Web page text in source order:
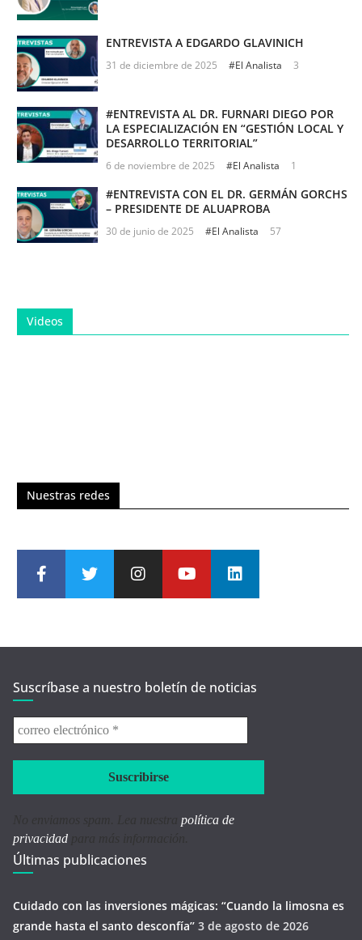
ENTREVISTA A EDGARDO GLAVINICH
31 de diciembre de 2025 #El Analista 3
#ENTREVISTA AL DR. FURNARI DIEGO POR
LA ESPECIALIZACIÓN EN “GESTIÓN LOCAL Y
DESARROLLO TERRITORIAL”
6 de noviembre de 2025 #El Analista 1
#ENTREVISTA CON EL DR. GERMÁN GORCHS
– PRESIDENTE DE ALUAPROBA
30 de junio de 2025 #El Analista 57
Videos
Nuestras redes
Suscríbase a nuestro boletín de noticias
política de
privacidad
Últimas publicaciones
Cuidado con las inversiones mágicas: “Cuando la limosna es
grande hasta el santo desconfía’’ 3 de agosto de 2026